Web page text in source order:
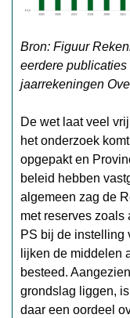
Bron: Figuur
eerdere
jaarrekeningen
De wet laat veel
het onderzoek
opgepakt en
beleid hebben
algemeen zag de
met reserves zoals
PS bij de instelling
lijken de middelen
besteed.
grondslag liggen,
daar een oordeel